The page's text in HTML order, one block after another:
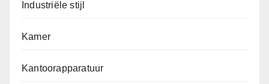
Industriële stijl
Kamer
Kantoorapparatuur